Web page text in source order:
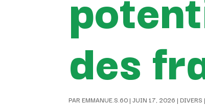
des
PAREMMANUE.S.60|JUIN 17, 2026 |DIVERS |